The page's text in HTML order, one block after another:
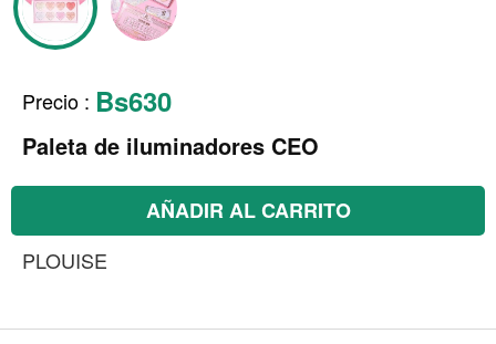
Precio : Bs630
Paleta de iluminadores CEO
AÑADIR AL CARRITO
PLOUISE